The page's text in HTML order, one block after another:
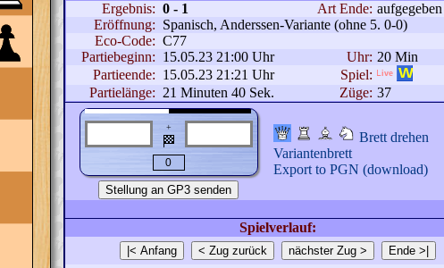
Ergebnis: 0 - 1 Art Ende: aufgegeben
Eröffnung: Spanisch, Anderssen-Variante (ohne 5. 0-0)
Eco-Code: C77
Partiebeginn: 15.05.23 21:00 Uhr Uhr: 20 Min
Partieende: 15.05.23 21:21 Uhr
Spiel:
Partielänge: 21 Minuten 40 Sek. Züge: 37
+
🏁
Brett drehen
Variantenbrett
Export to PGN (download)
Spielverlauf: